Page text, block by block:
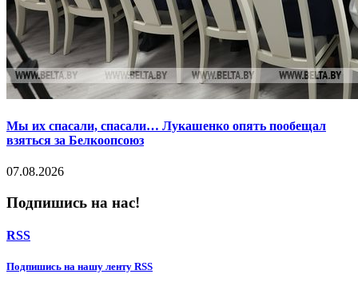
Мы их спасали, спасали… Лукашенко опять пообещал
взяться за Белкоопсоюз
07.08.2026
Подпишись на нас!
RSS
Подпишиcь на нашу ленту RSS